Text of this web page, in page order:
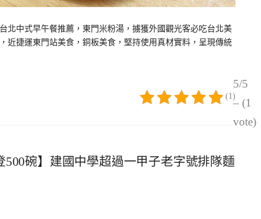
北中式早午餐推薦，東門米粉湯，擄獲外國觀光客必吃台北美
近捷運東門站美食，銅板美食，堅持使用真材實料，呈現傳統
5/5
– (1
vote)
(1)
碗】建國中學超過一甲子老字號排隊麵